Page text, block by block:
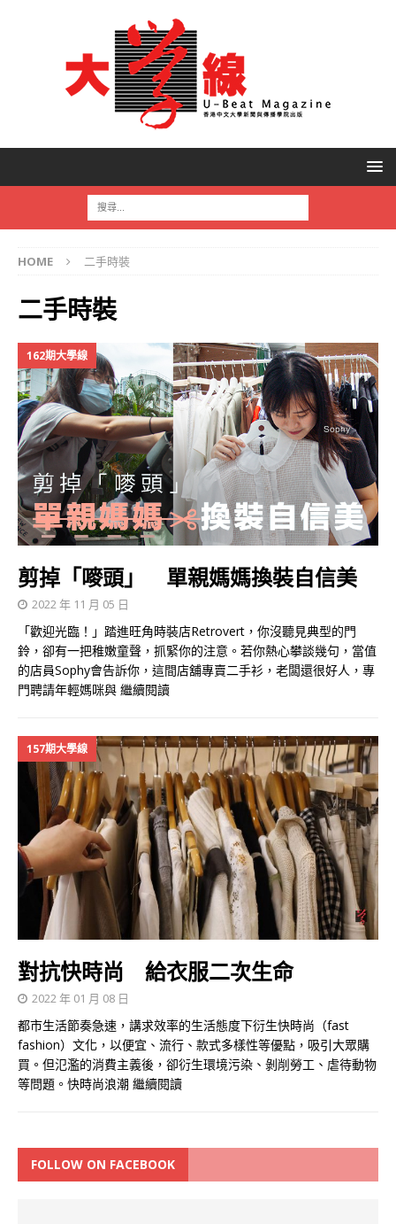
HOME 二手時裝
二手時裝
162期大學線
剪掉「嘜頭」 單親媽媽換裝自信美
2022 年 11 月 05 日
「歡迎光臨！」踏進旺角時裝店Retrovert，你沒聽見典型的門
鈴，卻有一把稚嫩童聲，抓緊你的注意。若你熱心攀談幾句，當值
的店員Sophy會告訴你，這間店舖專賣二手衫，老闆還很好人，專
門聘請年輕媽咪與 繼續閱讀
157期大學線
對抗快時尚 給衣服二次生命
2022 年 01 月 08 日
都市生活節奏急速，講求效率的生活態度下衍生快時尚（fast
fashion）文化，以便宜、流行、款式多樣性等優點，吸引大眾購
買。但氾濫的消費主義後，卻𧗠生環境污染、剝削勞工、虐待動物
等問題。快時尚浪潮 繼續閱讀
FOLLOW ON FACEBOOK